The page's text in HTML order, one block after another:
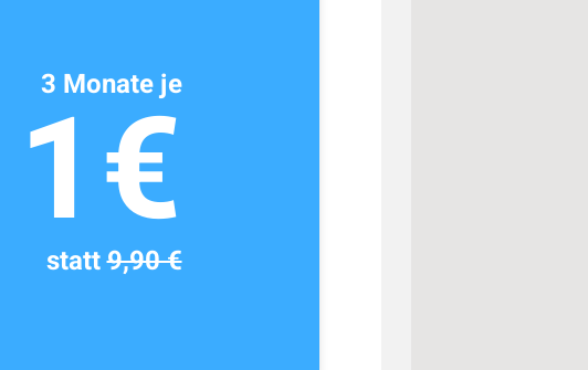
3 Monate je
1€
statt9,90 €